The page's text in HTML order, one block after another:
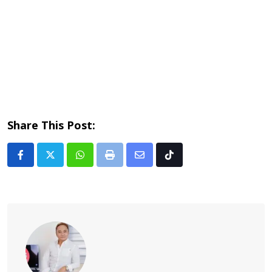
Share This Post:
Whatsapp
Print
Share Tiktok